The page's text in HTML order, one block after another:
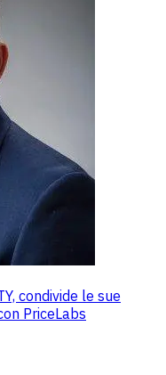
condivide le sue
PriceLabs